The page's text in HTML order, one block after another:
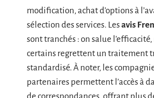
modification, achat d’options à
sélection des services. Lesavis
sont tranchés : on salue
certains regrettent un traitement
standardisé. À noter, les
partenaires permettent l’accès à
de correspondances, offrant plus